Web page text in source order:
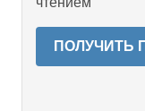
ПОЛУЧИТЬ